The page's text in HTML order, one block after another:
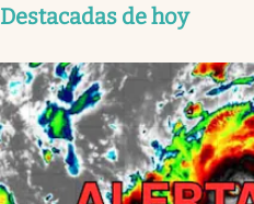
Destacadas de hoy